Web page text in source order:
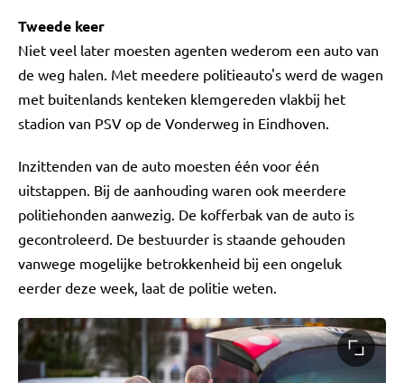
Tweede keer
Niet veel later moesten agenten wederom een auto van
de weg halen. Met meedere politieauto's werd de wagen
met buitenlands kenteken klemgereden vlakbij het
stadion van PSV op de Vonderweg in Eindhoven.
Inzittenden van de auto moesten één voor één
uitstappen. Bij de aanhouding waren ook meerdere
politiehonden aanwezig. De kofferbak van de auto is
gecontroleerd. De bestuurder is staande gehouden
vanwege mogelijke betrokkenheid bij een ongeluk
eerder deze week, laat de politie weten.